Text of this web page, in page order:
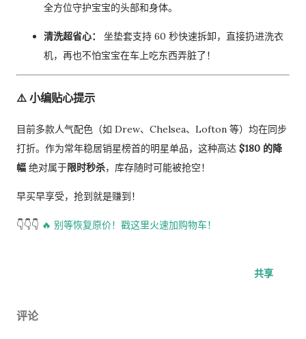
全方位守护宝宝的头部和身体。
清洗超省心：
坐垫套支持 60 秒快速拆卸，直接扔进洗衣
机，再也不怕宝宝在车上吃东西弄脏了！
⚠️ 小编贴心提示
目前多款人气配色（如 Drew、Chelsea、Lofton 等）均在同步
打折。作为常年稳居销星榜首的明星单品，这种高达 $180 的降
幅 绝对属于限时秒杀，库存随时可能被抢空！
早买早享受，抢到就是赚到！
👇👇👇 🔥 别等恢复原价！戳这里火速加购物车！
共享
评论